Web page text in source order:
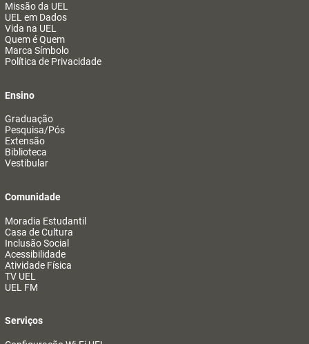
Missão da UEL
UEL em Dados
Vida na UEL
Quem é Quem
Marca Símbolo
Política de Privacidade
Ensino
Graduação
Pesquisa/Pós
Extensão
Biblioteca
Vestibular
Comunidade
Moradia Estudantil
Casa de Cultura
Inclusão Social
Acessibilidade
Atividade Física
TV UEL
UEL FM
Serviços